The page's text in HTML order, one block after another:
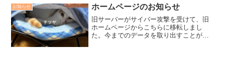
ご遠慮ください。※保護主様へ 会場の
設営のため...
お知らせ ホームページのお知らせ
旧サーバーがサイバー攻撃を受けて、旧
ホームページからこちらに移転しまし
た。今までのデータを取り出すことがで